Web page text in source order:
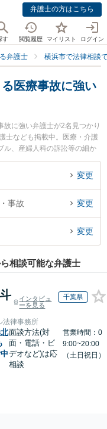
弁護士の方はこちら
す 閲覧履歴 マイリスト ログイン
弁護士 横浜市で法律相談
医療事故に強い
に強い弁護士が2名見つかり
士なども掲載中。医療・介護
ル、産婦人科の訴訟等の細か
北中央法律事務所の川原 佑基
護士のプロフィール情報や弁
な近くの弁護士を検索した
法律相談できる横浜市港北区
談者さんにおすすめです。
変更
事故 変更
変更
相談可能な弁護士
インタビュ
ーを見る
千葉県
法律事務所
面談方法(対
面・電話・ビ
デオなど)は応
相談
営業時間：0
9:00~20:00
（土日祝日）